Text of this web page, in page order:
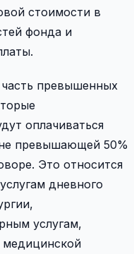
стоимости в
фонда и
часть превышенных
оплачиваться
превышающей 50%
Это относится
дневного
услугам,
медицинской